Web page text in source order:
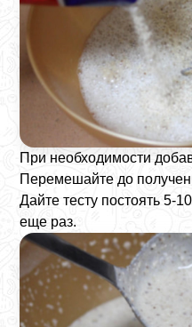
При необходимости
Перемешайте до
Дайте тесту постоять 5-
еще раз.